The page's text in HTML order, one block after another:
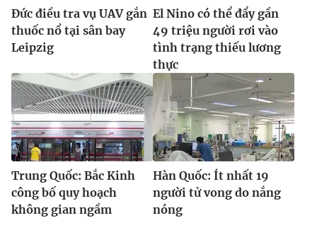
Đức điều tra vụ UAV gắn
thuốc nổ tại sân bay
Leipzig
El Nino có thể đẩy gần
49 triệu người rơi vào
tình trạng thiếu lương
thực
Trung Quốc: Bắc Kinh
công bố quy hoạch
không gian ngầm
Hàn Quốc: Ít nhất 19
người tử vong do nắng
nóng